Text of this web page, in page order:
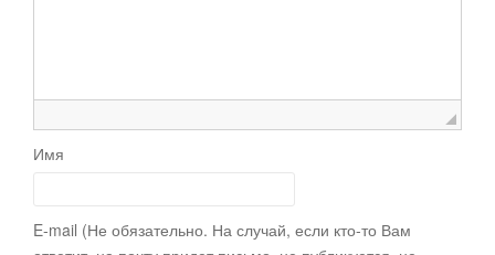
Имя
E-mail (Не обязательно. На случай, если кто-то Вам